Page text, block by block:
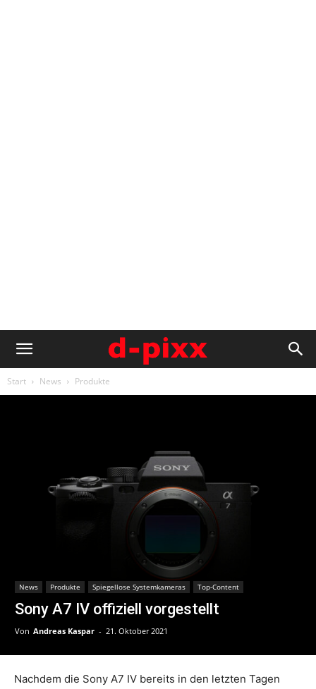
Start News Produkte
News Produkte Spiegellose Systemkameras Top-Content
Sony A7 IV offiziell vorgestellt
Von Andreas Kaspar - 21. Oktober 2021
Nachdem die Sony A7 IV bereits in den letzten Tagen